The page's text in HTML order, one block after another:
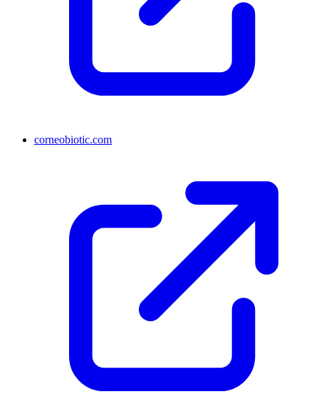
corneobiotic.com